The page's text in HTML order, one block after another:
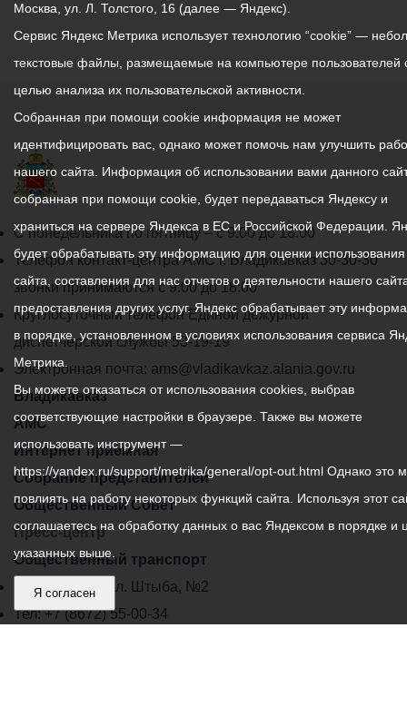
График
работы
администрации
местного
самоуправления
города
Владикавказ:
С понедельника по пятницу – с 9.00 до 18.00
Телефон контакт-центра АМС г. Владикавказ30-30-30
звонки принимаются с 9:00 до 18:00
Круглосуточный телефон Единой дежурной
диспетчерской службы53-19-19
Электронная почта: ams@vladikavkaz.alania.gov.ru
Владикавказ
АМС
Интернет приемная
Собрание представителей
Общественный Совет
Пресс-центр
Общественный транспорт
Владикавказ, пл. Штыба, №2
Тел:+7 (8672) 55-00-34
Москва, ул. Л. Толстого, 16 (далее — Яндекс).
Сервис Яндекс Метрика использует технологию “cookie” —
текстовые файлы, размещаемые на компьютере пользователей
целью анализа их пользовательской активности.
Собранная при помощи cookie информация не может
идентифицировать вас, однако может помочь нам улучшить
нашего сайта. Информация об использовании вами данного
собранная при помощи cookie, будет передаваться Яндексу и
храниться на сервере Яндекса в ЕС и Российской Федерации.
будет обрабатывать эту информацию для оценки
сайта, составления для нас отчетов о деятельности нашего
предоставления других услуг. Яндекс обрабатывает эту
в порядке, установленном в условиях использования сервиса
Метрика.
Вы можете отказаться от использования cookies, выбрав
соответствующие настройки в браузере. Также вы можете
использовать инструмент —
https://yandex.ru/support/metrika/general/opt-out.html Однако это
повлиять на работу некоторых функций сайта. Используя этот
соглашаетесь на обработку данных о вас Яндексом в порядке и
указанных выше.
Я согласен